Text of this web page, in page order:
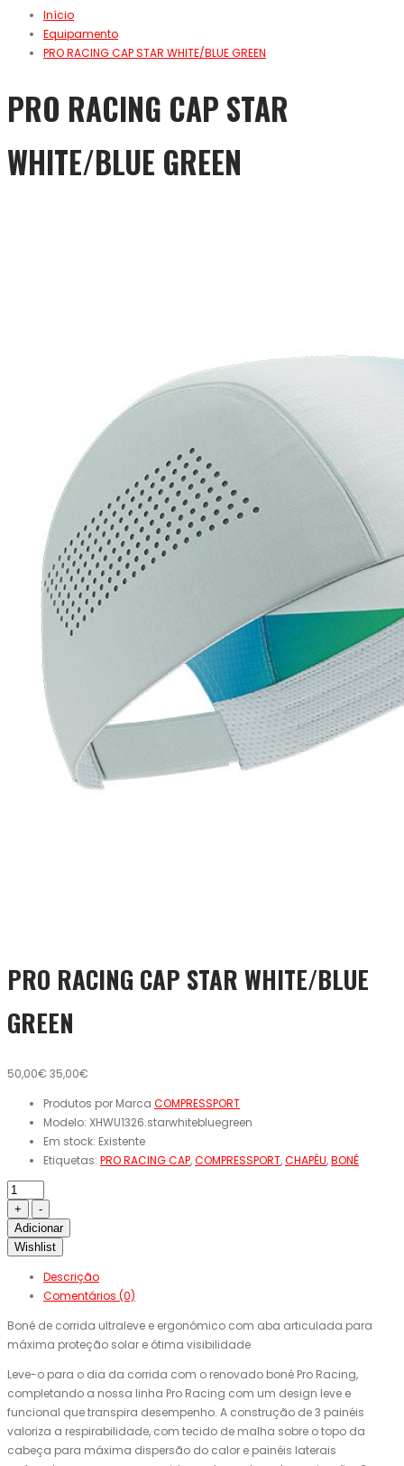
Início
Equipamento
PRO RACING CAP STAR WHITE/BLUE GREEN
PRO RACING CAP STAR
WHITE/BLUE GREEN
PRO RACING CAP STAR WHITE/BLUE
GREEN
50,00€ 35,00€
Produtos por Marca COMPRESSPORT
Modelo: XHWU1326.starwhitebluegreen
Em stock: Existente
Etiquetas: PRO RACING CAP,COMPRESSPORT,CHAPÉU,BONÉ
Adicionar
Wishlist
Descrição
Comentários (0)
Boné de corrida ultraleve e ergonómico com aba articulada para
máxima proteção solar e ótima visibilidade
Leve-o para o dia da corrida com o renovado boné Pro Racing,
completando a nossa linha Pro Racing com um design leve e
funcional que transpira desempenho. A construção de 3 painéis
valoriza a respirabilidade, com tecido de malha sobre o topo da
cabeça para máxima dispersão do calor e painéis laterais